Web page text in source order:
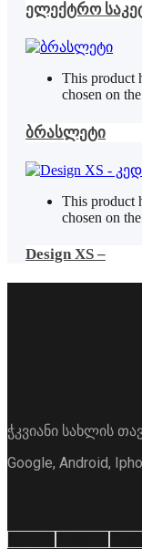
ელექტრო
This product
chosen on
ბრასლეტი
This product
chosen on
Design XS –
ჭკვიანი სახლის
Google, Android,